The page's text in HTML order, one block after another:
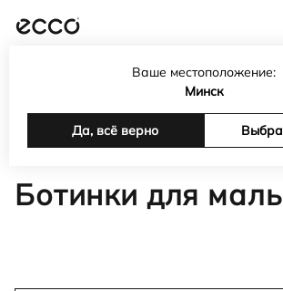
Ваше местоположение:
Минск
Да, всё верно
Интернет-магазин обуви, сумок,
Детская обувь
Обувь для
Ботинки для мальчиков
Ботинки для